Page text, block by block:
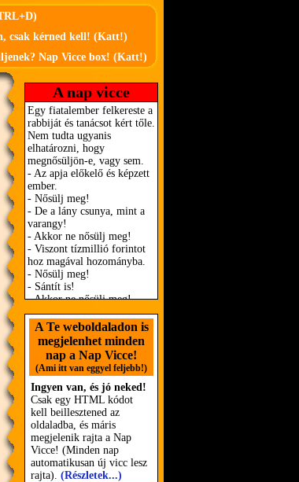
csak kérned kell! (Katt!)
Nap Vicce box! (Katt!)
A nap vicce
A Te weboldaladon is
megjelenhet minden
nap a Nap Vicce!
(Ami itt van eggyel feljebb!)
Ingyen van, és jó neked!
Csak egy HTML kódot
kell beillesztened az
oldaladba, és máris
megjelenik rajta a Nap
Vicce! (Minden nap
automatikusan új vicc lesz
rajta). (Részletek...)